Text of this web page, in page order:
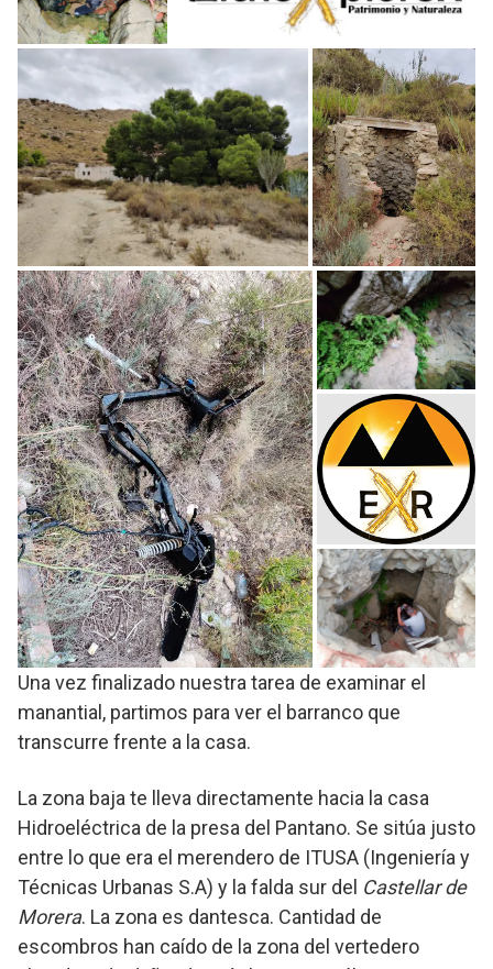
Una vez finalizado nuestra tarea de examinar el
manantial, partimos para ver el barranco que
transcurre frente a la casa.
La zona baja te lleva directamente hacia la casa
Hidroeléctrica de la presa del Pantano. Se sitúa justo
entre lo que era el merendero de ITUSA (Ingeniería y
Técnicas Urbanas S.A) y la falda sur del Castellar de
Morera. La zona es dantesca. Cantidad de
escombros han caído de la zona del vertedero